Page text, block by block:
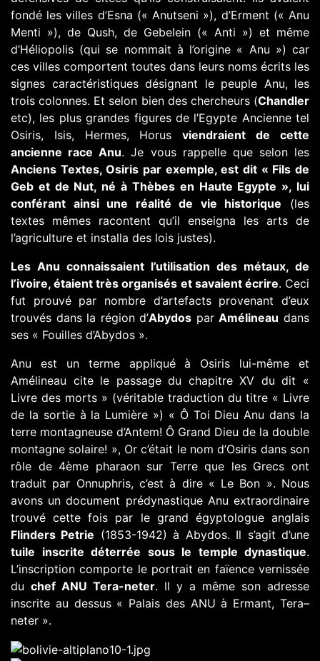
fondé les villes d’Esna (« Anutseni »), d’Erment (« Anu
Menti »), de Qush, de Gebelein (« Anti ») et même
d’Héliopolis (qui se nommait à l’origine « Anu ») car
ces villes comportent toutes dans leurs noms écrits les
signes caractéristiques désignant le peuple Anu, les
trois colonnes. Et selon bien des chercheurs (Chandler
etc), les plus grandes figures de l’Egypte Ancienne tel
Osiris, Isis, Hermes, Horusviendraient de cette
ancienne race Anu. Je vous rappelle que selon les
Anciens Textes, Osiris par exemple, est dit « Fils de
Geb et de Nut, né à Thèbes en Haute Egypte », lui
conférant ainsi une réalité de vie historique (les
textes mêmes racontent qu’il enseigna les arts de
l’agriculture et installa des lois justes).
Les Anu connaissaient l’utilisation des métaux, de
l’ivoire, étaient très organisés et savaient écrire. Ceci
fut prouvé par nombre d’artefacts provenant d’eux
trouvés dans la région d’Abydos parAmélineau dans
ses « Fouilles d’Abydos ».
Anu est un terme appliqué à Osiris lui-même et
Amélineau cite le passage du chapitre XV du dit «
Livre des morts » (véritable traduction du titre « Livre
de la sortie à la Lumière ») « Ô Toi Dieu Anu dans la
terre montagneuse d’Antem! Ô Grand Dieu de la double
montagne solaire! », Or c’était le nom d’Osiris dans son
rôle de 4ème pharaon sur Terre que les Grecs ont
traduit par Onnuphris, c’est à dire « Le Bon ». Nous
avons un document prédynastique Anu extraordinaire
trouvé cette fois par le grand égyptologue anglais
Flinders Petrie (1853-1942) à Abydos. Il s’agit d’une
tuile inscrite déterrée sous le temple dynastique.
L’inscription comporte le portrait en faïence vernissée
du chef ANU Tera-neter. Il y a même son adresse
inscrite au dessus « Palais des ANU à Ermant, Tera–
neter ».